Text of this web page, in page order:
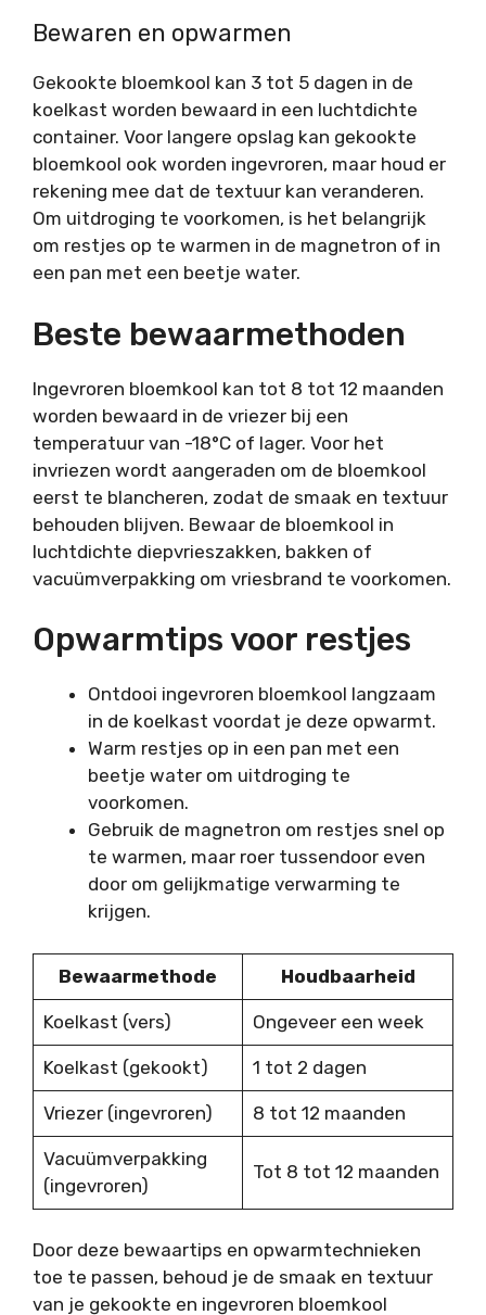
Bewaren en opwarmen
Gekookte bloemkool kan 3 tot 5 dagen in de
koelkast worden bewaard in een luchtdichte
container. Voor langere opslag kan gekookte
bloemkool ook worden ingevroren, maar houd er
rekening mee dat de textuur kan veranderen.
Om uitdroging te voorkomen, is het belangrijk
om restjes op te warmen in de magnetron of in
een pan met een beetje water.
Beste bewaarmethoden
Ingevroren bloemkool kan tot 8 tot 12 maanden
worden bewaard in de vriezer bij een
temperatuur van -18°C of lager. Voor het
invriezen wordt aangeraden om de bloemkool
eerst te blancheren, zodat de smaak en textuur
behouden blijven. Bewaar de bloemkool in
luchtdichte diepvrieszakken, bakken of
vacuümverpakking om vriesbrand te voorkomen.
Opwarmtips voor restjes
Ontdooi ingevroren bloemkool langzaam
in de koelkast voordat je deze opwarmt.
Warm restjes op in een pan met een
beetje water om uitdroging te
voorkomen.
Gebruik de magnetron om restjes snel op
te warmen, maar roer tussendoor even
door om gelijkmatige verwarming te
krijgen.
Bewaarmethode Houdbaarheid
Koelkast (vers) Ongeveer een week
Koelkast (gekookt) 1 tot 2 dagen
Vriezer (ingevroren) 8 tot 12 maanden
Vacuümverpakking
(ingevroren)
Tot 8 tot 12 maanden
Door deze bewaartips en opwarmtechnieken
toe te passen, behoud je de smaak en textuur
van je gekookte en ingevroren bloemkool